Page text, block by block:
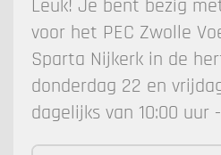
Leuk! Je bent bezig
voor het PEC Zwolle
Sparta Nijkerk in de
donderdag 22 en
dagelijks van 10:00 uur